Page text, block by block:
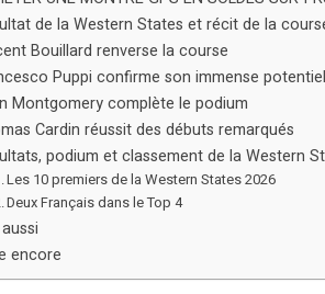
de la Western States et récit de la
Bouillard renverse la course
Puppi confirme son immense potentiel
Montgomery complète le podium
Cardin réussit des débuts remarqués
podium et classement de la Western
Les 10 premiers de la Western States 2026
Deux Français dans le Top 4
encore